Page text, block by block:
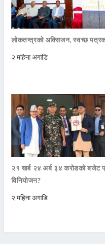
लोकतन्त्रको अक्सिजन, स्वच्छ
२ महिना अगाडि
२१ खर्ब २४ अर्ब ३४ करोडको
विनियोजन?
२ महिना अगाडि